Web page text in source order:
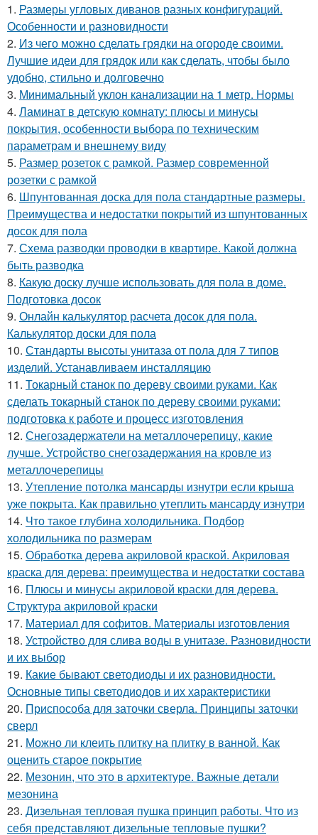
1. Размеры угловых диванов разных конфигураций.
Особенности и разновидности
2. Из чего можно сделать грядки на огороде своими.
Лучшие идеи для грядок или как сделать, чтобы было
удобно, стильно и долговечно
3. Минимальный уклон канализации на 1 метр. Нормы
4. Ламинат в детскую комнату: плюсы и минусы
покрытия, особенности выбора по техническим
параметрам и внешнему виду
5. Размер розеток с рамкой. Размер современной
розетки с рамкой
6. Шпунтованная доска для пола стандартные размеры.
Преимущества и недостатки покрытий из шпунтованных
досок для пола
7. Схема разводки проводки в квартире. Какой должна
быть разводка
8. Какую доску лучше использовать для пола в доме.
Подготовка досок
9. Онлайн калькулятор расчета досок для пола.
Калькулятор доски для пола
10. Стандарты высоты унитаза от пола для 7 типов
изделий. Устанавливаем инсталляцию
11. Токарный станок по дереву своими руками. Как
сделать токарный станок по дереву своими руками:
подготовка к работе и процесс изготовления
12. Снегозадержатели на металлочерепицу, какие
лучше. Устройство снегозадержания на кровле из
металлочерепицы
13. Утепление потолка мансарды изнутри если крыша
уже покрыта. Как правильно утеплить мансарду изнутри
14. Что такое глубина холодильника. Подбор
холодильника по размерам
15. Обработка дерева акриловой краской. Акриловая
краска для дерева: преимущества и недостатки состава
16. Плюсы и минусы акриловой краски для дерева.
Структура акриловой краски
17. Материал для софитов. Материалы изготовления
18. Устройство для слива воды в унитазе. Разновидности
и их выбор
19. Какие бывают светодиоды и их разновидности.
Основные типы светодиодов и их характеристики
20. Приспособа для заточки сверла. Принципы заточки
сверл
21. Можно ли клеить плитку на плитку в ванной. Как
оценить старое покрытие
22. Мезонин, что это в архитектуре. Важные детали
мезонина
23. Дизельная тепловая пушка принцип работы. Что из
себя представляют дизельные тепловые пушки?